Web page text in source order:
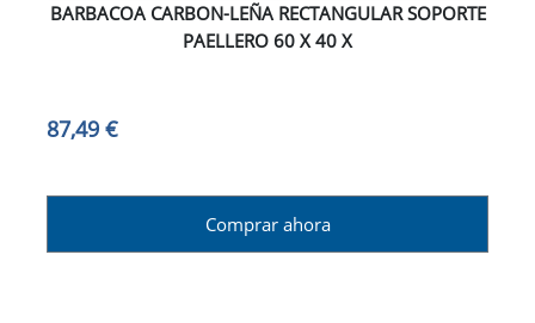
BARBACOA CARBON-LEÑA RECTANGULAR SOPORTE
PAELLERO 60 X 40 X
87,49 €
Comprar ahora